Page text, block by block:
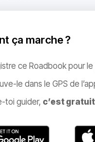
ça marche ?
ce Roadbook pour
le dans le GPS de
toi guider, c’est gratuit